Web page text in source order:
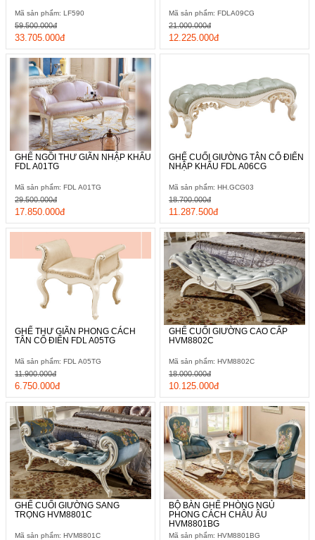
Mã sản phẩm: LF590
33.705.000đ
59.500.000đ
Mã sản phẩm: FDLA09CG
12.225.000đ
21.000.000đ
GHẾ NGỒI THƯ GIÃN NHẬP KHẨU
FDL A01TG
Mã sản phẩm: FDL A01TG
17.850.000đ
29.500.000đ
GHẾ CUỐI GIƯỜNG TÂN CỔ ĐIỂN
NHẬP KHẨU FDL A06CG
Mã sản phẩm: HH.GCG03
11.287.500đ
18.700.000đ
GHẾ THƯ GIÃN PHONG CÁCH
TÂN CỔ ĐIỂN FDL A05TG
Mã sản phẩm: FDL A05TG
6.750.000đ
11.900.000đ
GHẾ CUỐI GIƯỜNG CAO CẤP
HVM8802C
Mã sản phẩm: HVM8802C
10.125.000đ
18.000.000đ
GHẾ CUỐI GIƯỜNG SANG
TRỌNG HVM8801C
Mã sản phẩm: HVM8801C
BỘ BÀN GHẾ PHÒNG NGỦ
PHONG CÁCH CHÂU ÂU
HVM8801BG
Mã sản phẩm: HVM8801BG